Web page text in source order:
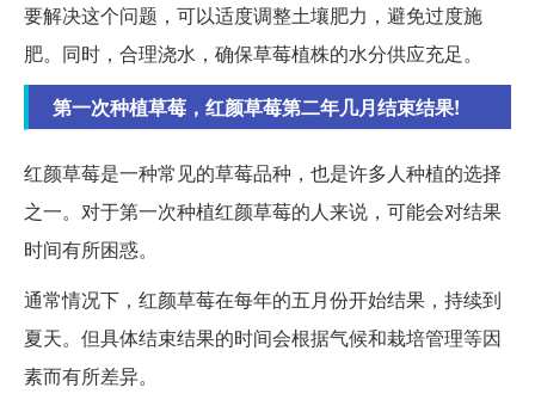
要解决这个问题，可以适度调整土壤肥力，避免过度施
肥。同时，合理浇水，确保草莓植株的水分供应充足。
第一次种植草莓，红颜草莓第二年几月结束结果!
红颜草莓是一种常见的草莓品种，也是许多人种植的选择
之一。对于第一次种植红颜草莓的人来说，可能会对结果
时间有所困惑。
通常情况下，红颜草莓在每年的五月份开始结果，持续到
夏天。但具体结束结果的时间会根据气候和栽培管理等因
素而有所差异。